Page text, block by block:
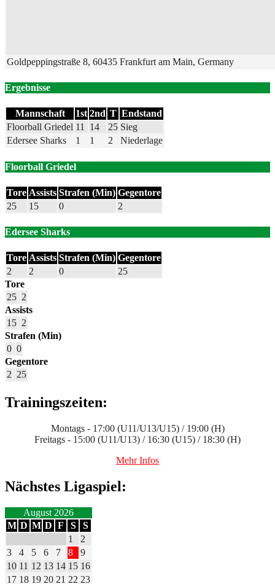
Goldpeppingstraße 8, 60435 Frankfurt am Main, Germany
Ergebnisse
Mannschaft 1st 2nd T Endstand
Floorball Griedel 11 14 25 Sieg
Edersee Sharks
1 1 2 Niederlage
Floorball Griedel
Tore Assists Strafen (Min) Gegentore
25
15 0 2
Edersee Sharks
Tore Assists Strafen (Min) Gegentore
2
2 0
25
Tore
25 2
Assists
15 2
Strafen (Min)
0 0
Gegentore
2 25
Trainingszeiten:
Montags - 17:00 (U11/U13/U15) / 19:00 (H)
Freitags - 15:00 (U11/U13) / 16:30 (U15) / 18:30 (H)
Mehr Infos
Nächstes Ligaspiel:
August 2026
M D M D F S
S
1
2
3
4 5 6 7 8
9
10 11 12 13 14 15 16
17 18 19 20 21 22 23